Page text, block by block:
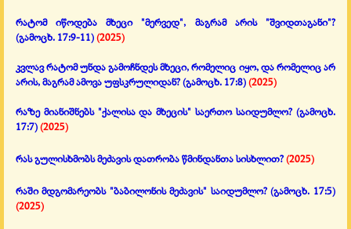
რატომ იწოდება მხეცი "მერვედ", მაგრამ არის "შვიდთაგანი"?
(გამოცხ. 17:9-11)(2025)
კვლავ რატომ უნდა გამოჩნდეს მხეცი, რომელიც იყო, და რომელიც არ
არის, მაგრამ ამოვა უფსკრულიდან?(გამოცხ. 17:8)(2025)
რაზე მიანიშნებს "ქალისა და მხეცის" საერთო საიდუმლო? (გამოცხ.
17:7)(2025)
რას გულისხმობს მეძავის დათრობა წმინდანთა სისხლით?(2025)
რაში მდგომარეობს "ბაბილონის მეძავის" საიდუმლო?(გამოცხ. 17:5)
(2025)